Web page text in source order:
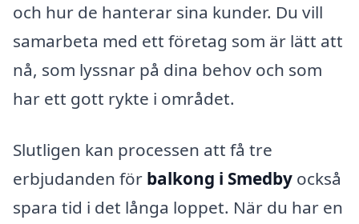
och hur de hanterar sina kunder. Du vill
samarbeta med ett företag som är lätt att
nå, som lyssnar på dina behov och som
har ett gott rykte i området.
Slutligen kan processen att få tre
erbjudanden för balkong i Smedby också
spara tid i det långa loppet. När du har en